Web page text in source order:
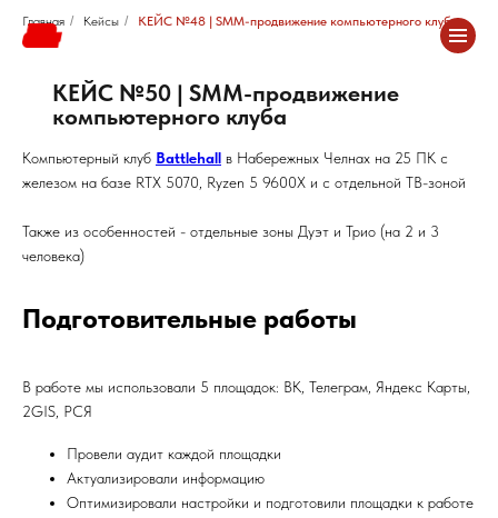
Главная / Кейсы / КЕЙС №48 | SMM-продвижение компьютерного клуба
КЕЙС №50 | SMM-продвижение
компьютерного клуба
Компьютерный клуб Battlehall в Набережных Челнах на 25 ПК с
железом на базе RTX 5070, Ryzen 5 9600X и с отдельной ТВ-зоной
Также из особенностей - отдельные зоны Дуэт и Трио (на 2 и 3
человека)
Подготовительные работы
В работе мы использовали 5 площадок: ВК, Телеграм, Яндекс Карты,
2GIS, РСЯ
Провели аудит каждой площадки
Актуализировали информацию
Оптимизировали настройки и подготовили площадки к работе